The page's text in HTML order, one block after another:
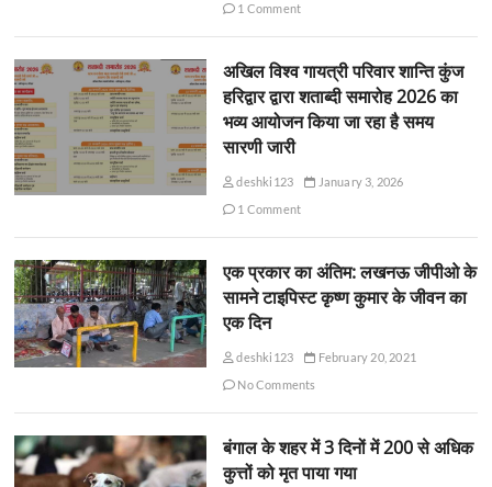
1 Comment
अखिल विश्व गायत्री परिवार शान्ति कुंज
हरिद्वार द्वारा शताब्दी समारोह 2026 का
भव्य आयोजन किया जा रहा है समय
सारणी जारी
deshki123
January 3, 2026
1 Comment
एक प्रकार का अंतिम: लखनऊ जीपीओ के
सामने टाइपिस्ट कृष्ण कुमार के जीवन का
एक दिन
deshki123
February 20, 2021
No Comments
बंगाल के शहर में 3 दिनों में 200 से अधिक
कुत्तों को मृत पाया गया